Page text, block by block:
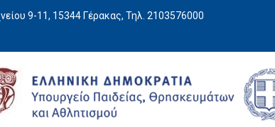
9-11, 15344 Γέρακας, Τηλ. 2103576000